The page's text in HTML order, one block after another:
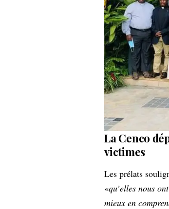
La Cenco
victimes
Les prélats
«qu’elles nous
mieux en